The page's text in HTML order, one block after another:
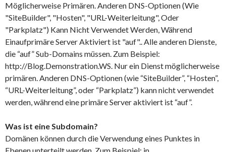
Möglicherweise Primären. Anderen DNS-Optionen (Wie
"SiteBuilder", "Hosten", "URL-Weiterleitung", Oder
"Parkplatz") Kann Nicht Verwendet Werden, Während
Einaufprimäre Server Aktiviert ist "auf".. Alle anderen Dienste,
die “auf” Sub-Domains müssen. Zum Beispiel:
http://Blog.Demonstration.WS. Nur ein Dienst möglicherweise
primären. Anderen DNS-Optionen (wie “SiteBuilder”, “Hosten”,
“URL-Weiterleitung”, oder “Parkplatz”) kann nicht verwendet
werden, während eine primäre Server aktiviert ist “auf”.
Was ist eine Subdomain?
Domänen können durch die Verwendung eines Punktes in